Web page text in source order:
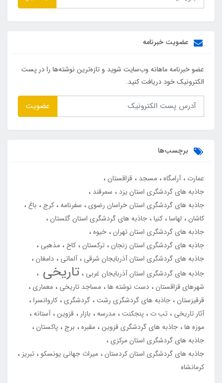
عضویت خبرنامه
عضو خبرنامه ماهانه وب‌سایت شوید و تازه‌ترین نوشته‌ها را در پست
الکترونیک خود دریافت کنید.
عضویت
برچسب‌ها
عمارت آرامگاه مسجد
قزاقستان
جاذبه های گردشگری استان یزد
سمرقند
جاذبه های گردشگری استان خراسان رضوی
سفرنامه کرج
باغ
کاشان
لهاسا کنیا جاذبه های گردشگری استان گلستان
جاذبه های گردشگری استان تهران خیوه
جاذبه های گردشگری استان زنجان ترکستان کاخ مذهبی
جاذبه های گردشگری استان آذربایجان شرقی
آلماتی
دامغان
جاذبه های گردشگری استان آذربایجان غربی
تاریخی
شهرهای قزاقستان دست نوشته ها مساجد تاریخی
معماری
قرقیزستان جاذبه های گردشگری رشت گردشگری کاروانسرا
آثار تاریخی
تب ت پنجکنت مدرسه بازار قزوین آستانه
موزه ها جاذبه های گردشگری قزوین مقبره برج پاکستان
جاذبه های گردشگری استان مرکزی
جاذبه های گردشگری استان کردستان میراث جهانی یونسکو تبریز
کرمانشاه